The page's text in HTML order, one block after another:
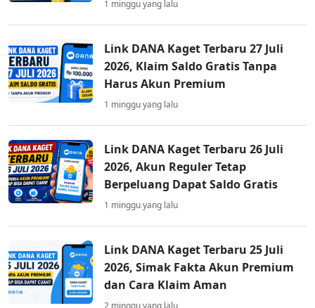
1 minggu yang lalu
Link DANA Kaget Terbaru 27 Juli
2026, Klaim Saldo Gratis Tanpa
Harus Akun Premium
1 minggu yang lalu
Link DANA Kaget Terbaru 26 Juli
2026, Akun Reguler Tetap
Berpeluang Dapat Saldo Gratis
1 minggu yang lalu
Link DANA Kaget Terbaru 25 Juli
2026, Simak Fakta Akun Premium
dan Cara Klaim Aman